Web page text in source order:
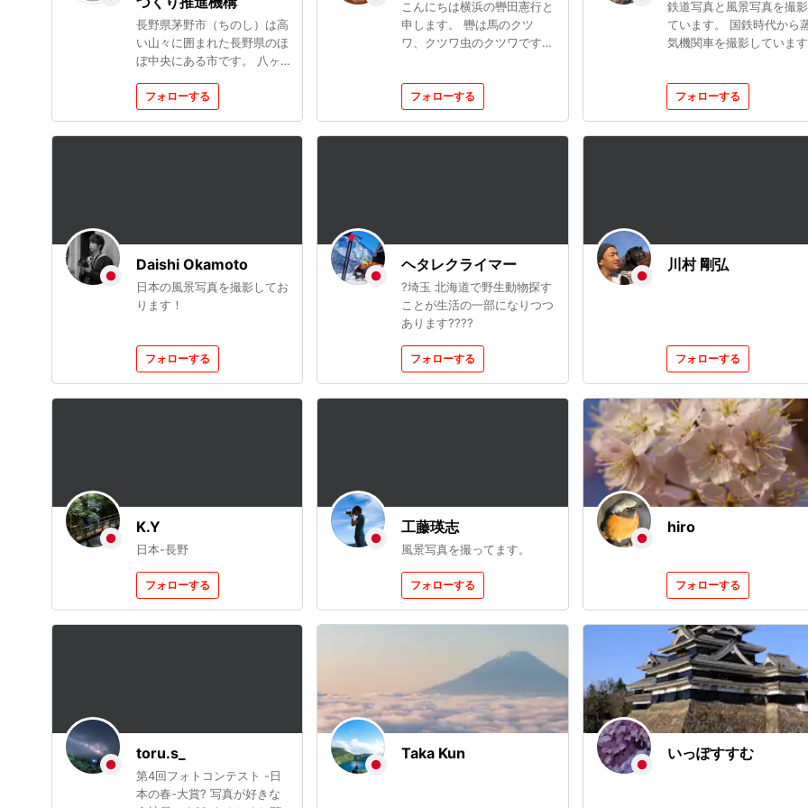
長野県茅野市（ちのし）は高
い山々に囲まれた長野県のほ
ぼ中央にある市です。 八ヶ
樺湖、車山といった人気の高
原を有するリゾート地で四季
折々の風景が楽しめる観光地
一度、茅野市を訪れて、その
い！
フォローする
こんにちは横浜の轡田憲行と
申します。 轡は馬のクツ
ワ、クツワ虫のクツワです。
思ってます。 重い一眼を振
り回しこれを筋トレと称し、
風の吹くまま気の向くまま光
フォローする
鉄道写真と風景写真を撮
ています。 国鉄時代から
気機関車を撮影しています
無断転用は禁止です 🚫写真
の無断シェアも禁止です
フォローする
Daishi Okamoto
日本の風景写真を撮影してお
ります！
フォローする
ヘタレクライマー
?埼玉 北海道で野生動物探す
ことが生活の一部になりつつ
あります????
フォローする
川村 剛弘
フォローする
K.Y
日本-長野
フォローする
工藤瑛志
風景写真を撮ってます。
フォローする
hiro
フォローする
toru.s_
第4回フォトコンテスト -日
本の春-大賞? 写真が好きな
Taka Kun いっぽすすむ